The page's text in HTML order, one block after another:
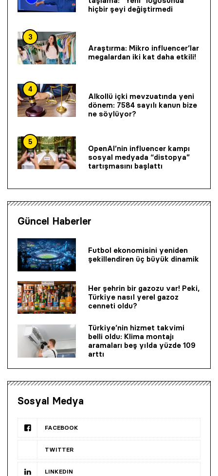
hiçbir şeyi değiştirmedi
3
Araştırma: Mikro influencer’lar
megalardan iki kat daha etkili!
4
Alkollü içki mevzuatında yeni
dönem: 7584 sayılı kanun bize
ne söylüyor?
5
OpenAI’nin influencer kampı
sosyal medyada “distopya”
tartışmasını başlattı
Güncel Haberler
Futbol ekonomisini yeniden
şekillendiren üç büyük dinamik
Her şehrin bir gazozu var! Peki,
Türkiye nasıl yerel gazoz
cenneti oldu?
Türkiye’nin hizmet takvimi
belli oldu: Klima montajı
aramaları beş yılda yüzde 109
arttı
Sosyal Medya
FACEBOOK
TWITTER
LINKEDIN